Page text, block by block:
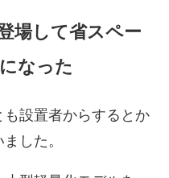
場して省スペー
なった
設置者からするとか
した。